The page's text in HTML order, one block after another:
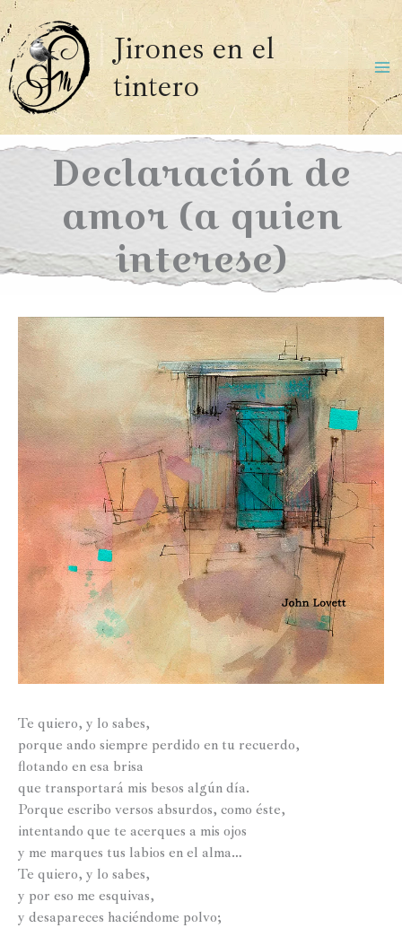
Ir
al
contenido
Jirones en el
tintero
Declaración de
amor (a quien
interese)
Te quiero, y lo sabes,
porque ando siempre perdido en tu recuerdo,
flotando en esa brisa
que transportará mis besos algún día.
Porque escribo versos absurdos, como éste,
intentando que te acerques a mis ojos
y me marques tus labios en el alma…
Te quiero, y lo sabes,
y por eso me esquivas,
y desapareces haciéndome polvo;